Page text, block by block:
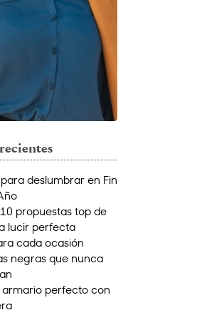
deslumbrar en Fin
propuestas top de
lucir perfecta
cada ocasión
negras que nunca
perfecto con